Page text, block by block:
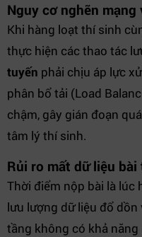
Nguy cơ nghẽn
Khi hàng loạt thí sinh
thực hiện các thao tác
tuyến phải chịu áp lực
phân bổ tải (Load
chậm, gây gián đoạn
tâm lý thí sinh.
Rủi ro mất dữ liệu bài
Thời điểm nộp bài là lúc
lưu lượng dữ liệu đổ
tầng không có khả